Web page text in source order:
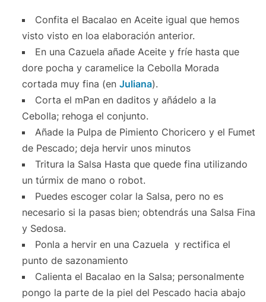
Confita el Bacalao en Aceite igual que hemos
visto visto en loa elaboración anterior.
En una Cazuela añade Aceite y fríe hasta que
dore pocha y caramelice la Cebolla Morada
cortada muy fina (enJuliana).
Corta el mPan en daditos y añádelo a la
Cebolla; rehoga el conjunto.
Añade la Pulpa de Pimiento Choricero y el Fumet
de Pescado; deja hervir unos minutos
Tritura la Salsa Hasta que quede fina utilizando
un túrmix de mano o robot.
Puedes escoger colar la Salsa, pero no es
necesario si la pasas bien; obtendrás una Salsa Fina
y Sedosa.
Ponla a hervir en una Cazuela y rectifica el
punto de sazonamiento
Calienta el Bacalao en la Salsa; personalmente
pongo la parte de la piel del Pescado hacia abajo